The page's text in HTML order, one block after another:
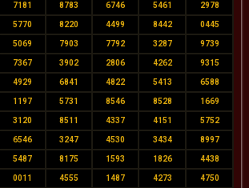
7181 8783 6746 5461 2978
5770 8220 4499 8442 0445
5069 7903 7792 3287 9739
7367 3902 2806 4262 9315
4929 6841 4822 5413 6588
1197 5731 8546 8528 1669
3120 8511 4337 4151 5752
6546 3247 4530 3434 8997
5487 8175 1593 1826 4438
0011 4555 1487 4273 4750